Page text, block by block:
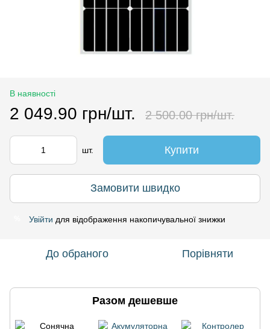
В наявності
2 049.90 грн/шт. 2 500.00 грн/шт.
шт. Купити
Замовити швидко
Увійти для відображення накопичувальної знижки
До обраного Порівняти
Разом дешевше